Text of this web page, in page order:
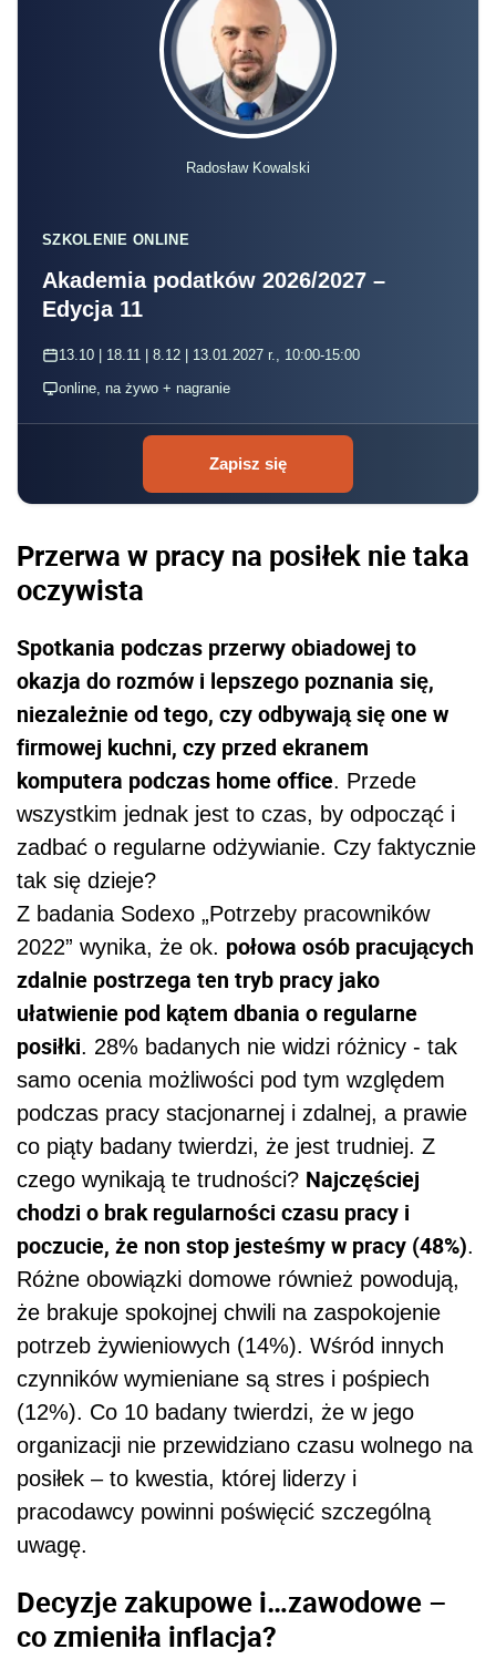
Radosław Kowalski
SZKOLENIE ONLINE
Akademia podatków 2026/2027 –
Edycja 11
13.10 | 18.11 | 8.12 | 13.01.2027 r., 10:00-15:00
online, na żywo + nagranie
Zapisz się
Przerwa w pracy na posiłek nie taka
oczywista
Spotkania podczas przerwy obiadowej to
okazja do rozmów i lepszego poznania się,
niezależnie od tego, czy odbywają się one w
firmowej kuchni, czy przed ekranem
komputera podczas home office. Przede
wszystkim jednak jest to czas, by odpocząć i
zadbać o regularne odżywianie. Czy faktycznie
tak się dzieje?
Z badania Sodexo „Potrzeby pracowników
2022” wynika, że ok. połowa osób pracujących
zdalnie postrzega ten tryb pracy jako
ułatwienie pod kątem dbania o regularne
posiłki. 28% badanych nie widzi różnicy - tak
samo ocenia możliwości pod tym względem
podczas pracy stacjonarnej i zdalnej, a prawie
co piąty badany twierdzi, że jest trudniej. Z
czego wynikają te trudności? Najczęściej
chodzi o brak regularności czasu pracy i
poczucie, że non stop jesteśmy w pracy (48%).
Różne obowiązki domowe również powodują,
że brakuje spokojnej chwili na zaspokojenie
potrzeb żywieniowych (14%). Wśród innych
czynników wymieniane są stres i pośpiech
(12%). Co 10 badany twierdzi, że w jego
organizacji nie przewidziano czasu wolnego na
posiłek – to kwestia, której liderzy i
pracodawcy powinni poświęcić szczególną
uwagę.
Decyzje zakupowe i…zawodowe –
co zmieniła inflacja?